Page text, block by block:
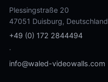
Plessingstraße 20
47051 Duisburg, Deutschland
+49 (0) 172 2844494
·
info@waled-videowalls.com